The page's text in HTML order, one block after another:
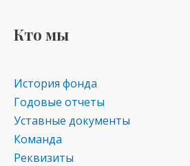
Кто мы
История фонда
Годовые отчеты
Уставные документы
Команда
Реквизиты